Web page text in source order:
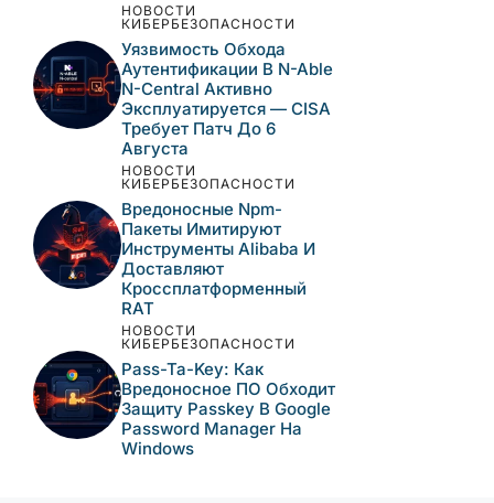
НОВОСТИ
КИБЕРБЕЗОПАСНОСТИ
Уязвимость Обхода
Аутентификации В N-Able
N-Central Активно
Эксплуатируется — CISA
Требует Патч До 6
Августа
НОВОСТИ
КИБЕРБЕЗОПАСНОСТИ
Вредоносные Npm-
Пакеты Имитируют
Инструменты Alibaba И
Доставляют
Кроссплатформенный
RAT
НОВОСТИ
КИБЕРБЕЗОПАСНОСТИ
Pass-Ta-Key: Как
Вредоносное ПО Обходит
Защиту Passkey В Google
Password Manager На
Windows